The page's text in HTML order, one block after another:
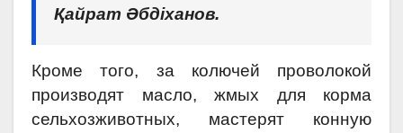
Қайрат Әбдіханов.
Кроме того, за колючей проволокой
производят масло, жмых для корма
сельхозживотных, мастерят конную